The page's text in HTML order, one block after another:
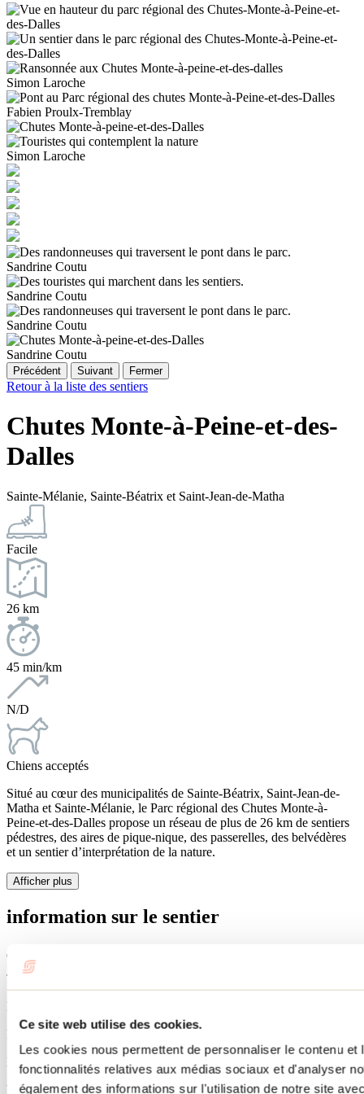
Ce site web utilise des cookies.
Les cookies nous permettent de personnaliser le contenu
fonctionnalités relatives aux médias sociaux et d'analyser
également des informations sur l'utilisation de notre site
Simon Laroche
Fabien Proulx-Tremblay
Simon Laroche
Sandrine Coutu
Sandrine Coutu
Sandrine Coutu
Sandrine Coutu
Précédent Suivant Fermer
Retour à la liste des sentiers
Chutes Monte-à-Peine-et-des-
Dalles
Sainte-Mélanie, Sainte-Béatrix et Saint-Jean-de-Matha
Facile
26 km
45 min/km
N/D
Chiens acceptés
Situé au cœur des municipalités de Sainte-Béatrix, Saint-Jean-de-
Matha et Sainte-Mélanie, le Parc régional des Chutes Monte-à-
Peine-et-des-Dalles propose un réseau de plus de 26 km de sentiers
pédestres, des aires de pique-nique, des passerelles, des belvédères
et un sentier d’interprétation de la nature.
Afficher plus
information sur le sentier
Type de sentier
Boucle
Période d'ouverture
Début mai à la fin octobre ($)
Vigilance en période de chasse